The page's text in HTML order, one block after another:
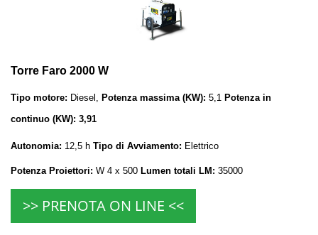
Torre Faro 2000 W
Tipo motore: Diesel, Potenza massima (KW): 5,1 Potenza in
continuo (KW): 3,91
Autonomia: 12,5 h Tipo di Avviamento: Elettrico
Potenza Proiettori: W 4 x 500 Lumen totali LM: 35000
>> PRENOTA ON LINE <<